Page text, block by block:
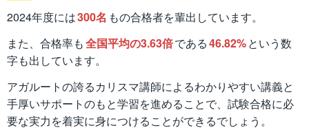
2024年度には300名 もの合格者を輩出しています。
また、合格率も全国平均の3.63倍である46.82%という数
字も出しています。
アガルートの誇るカリスマ講師によるわかりやすい講義と
手厚いサポートのもと学習を進めることで、試験合格に必
要な実力を着実に身につけることができるでしょう。